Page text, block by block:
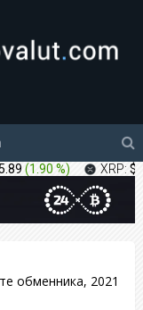
(1.90 %) XRP: $
обменника, 2021